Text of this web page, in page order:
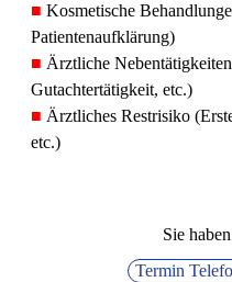
■ Kosmetische
Patientenaufklärung)
■ Ärztliche
Gutachtertätigkeit, etc.)
■ Ärztliches Restrisiko
etc.)
Sie
Termin